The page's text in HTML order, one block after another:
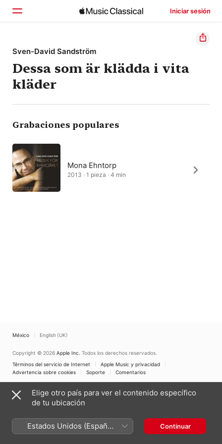
Iniciar sesión
Inicio
Explorar
Buscar
Sven-David Sandström
Dessa som är klädda i vita
kläder
Grabaciones populares
Mona Ehntorp
2013 · 1 pieza · 4 min
México English (UK)
Copyright © 2026 Apple Inc. Todos los derechos reservados.
Términos del servicio de Internet
Apple Music y privacidad
Advertencia sobre cookies
Soporte Comentarios
Elige otro país para ver el contenido específico
de tu ubicación
Estados Unidos (Español
México)
Continuar